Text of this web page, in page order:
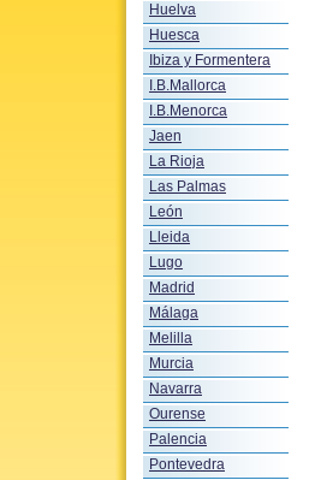
Huelva
Huesca
Ibiza y Formentera
I.B.Mallorca
I.B.Menorca
Jaen
La Rioja
Las Palmas
León
Lleida
Lugo
Madrid
Málaga
Melilla
Murcia
Navarra
Ourense
Palencia
Pontevedra